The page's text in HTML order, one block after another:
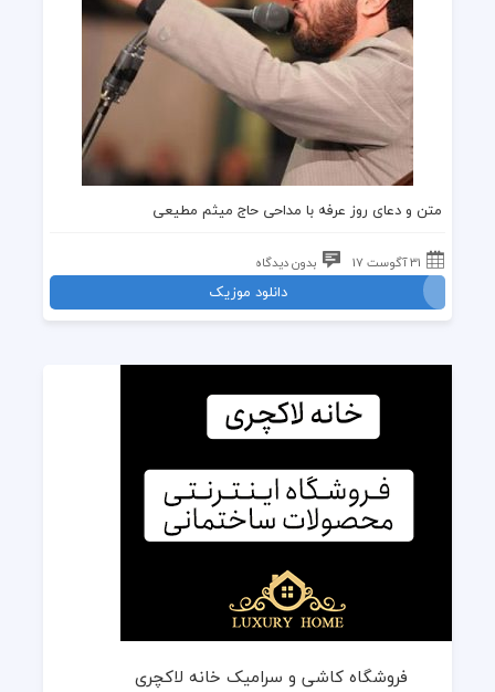
متن و دعای روز عرفه با مداحی حاج میثم مطیعی
31 آگوست 17 بدون دیدگاه
دانلود موزیک
فروشگاه کاشی و سرامیک خانه لاکچری